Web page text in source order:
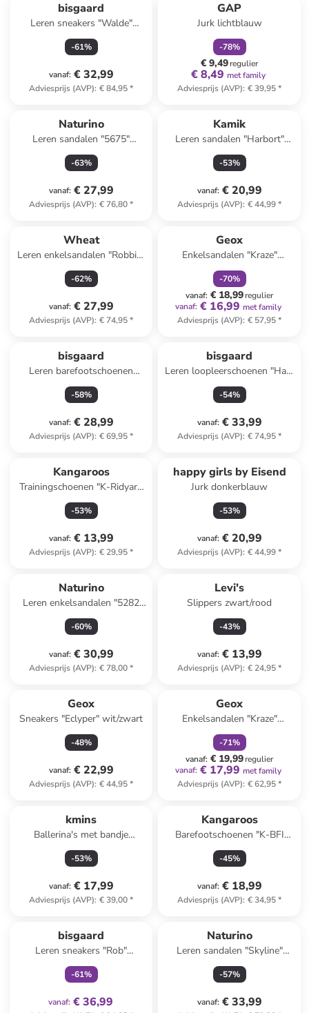
bisgaard
Leren sneakers "Walde"
grijs/groen
-61%
vanaf: € 32,99
Adviesprijs (AVP): € 84,95*
GAP
Jurk lichtblauw
-78%
€ 9,49regulier
€ 8,49 met family
Adviesprijs (AVP): € 39,95*
Naturino
Leren sandalen "5675"
donkerblauw
-63%
vanaf: € 27,99
Adviesprijs (AVP): € 76,80*
Kamik
Leren sandalen "Harbort"
donkerblauw/grijs
-53%
vanaf: € 20,99
Adviesprijs (AVP): € 44,99*
Wheat
Leren enkelsandalen "Robbie"
turquoise
-62%
vanaf: € 27,99
Adviesprijs (AVP): € 74,95*
Geox
Enkelsandalen "Kraze"
blauw/geel
-70%
vanaf: € 18,99regulier
vanaf: € 16,99 met family
Adviesprijs (AVP): € 57,95*
bisgaard
Leren barefootschoenen
"Elroy" beige/roze
-58%
vanaf: € 28,99
Adviesprijs (AVP): € 69,95*
bisgaard
Leren loopleerschoenen "Hale
V" paars
-54%
vanaf: € 33,99
Adviesprijs (AVP): € 74,95*
Kangaroos
Trainingschoenen "K-Ridyard
EV" roze/wit
-53%
vanaf: € 13,99
Adviesprijs (AVP): € 29,95*
happy girls by Eisend
Jurk donkerblauw
-53%
vanaf: € 20,99
Adviesprijs (AVP): € 44,99*
Naturino
Leren enkelsandalen "5282
Nappa" lichtbruin
-60%
vanaf: € 30,99
Adviesprijs (AVP): € 78,00*
Levi's
Slippers zwart/rood
-43%
vanaf: € 13,99
Adviesprijs (AVP): € 24,95*
Geox
Sneakers "Eclyper" wit/zwart
-48%
vanaf: € 22,99
Adviesprijs (AVP): € 44,95*
Geox
Enkelsandalen "Kraze"
kaki/rood/donkerblauw
-71%
vanaf: € 19,99regulier
vanaf: € 17,99 met family
Adviesprijs (AVP): € 62,95*
kmins
Ballerina's met bandje
lichtblauw
-53%
vanaf: € 17,99
Adviesprijs (AVP): € 39,00*
Kangaroos
Barefootschoenen "K-BFI
Flow V" kaki
-45%
vanaf: € 18,99
Adviesprijs (AVP): € 34,95*
bisgaard
Leren sneakers "Rob"
donkerblauw
-61%
vanaf: € 36,99
Naturino
Leren sandalen "Skyline"
blauw
-57%
vanaf: € 33,99